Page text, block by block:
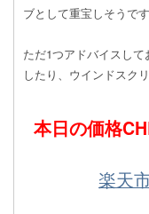
ブとして重宝しそうです
ただ1つアドバイスし
したり、ウインドスク
本日の価格
楽天